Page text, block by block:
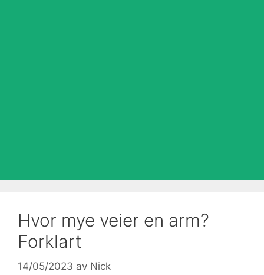
Hvor mye veier en arm?
Forklart
14/05/2023 av Nick